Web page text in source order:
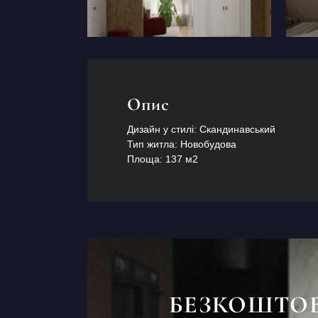
Опис
Дизайн у стилі: Скандинавський
Тип житла: Новобудова
Площа: 137 м2